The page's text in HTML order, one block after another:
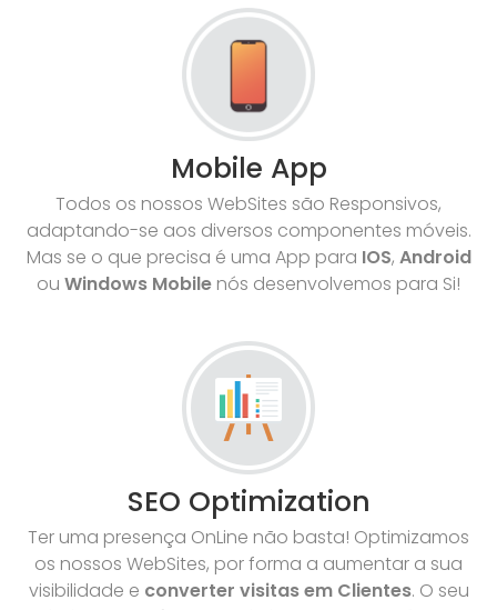
Mobile App
Todos os nossos WebSites são Responsivos,
adaptando-se aos diversos componentes móveis.
Mas se o que precisa é uma App para IOS, Android
ou Windows Mobile nós desenvolvemos para Si!
SEO Optimization
Ter uma presença OnLine não basta! Optimizamos
os nossos WebSites, por forma a aumentar a sua
visibilidade e converter visitas em Clientes. O seu